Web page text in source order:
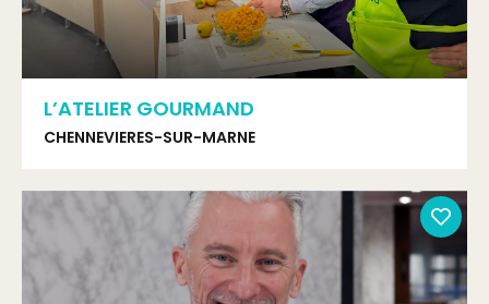
L’ATELIER GOURMAND
CHENNEVIERES-SUR-MARNE